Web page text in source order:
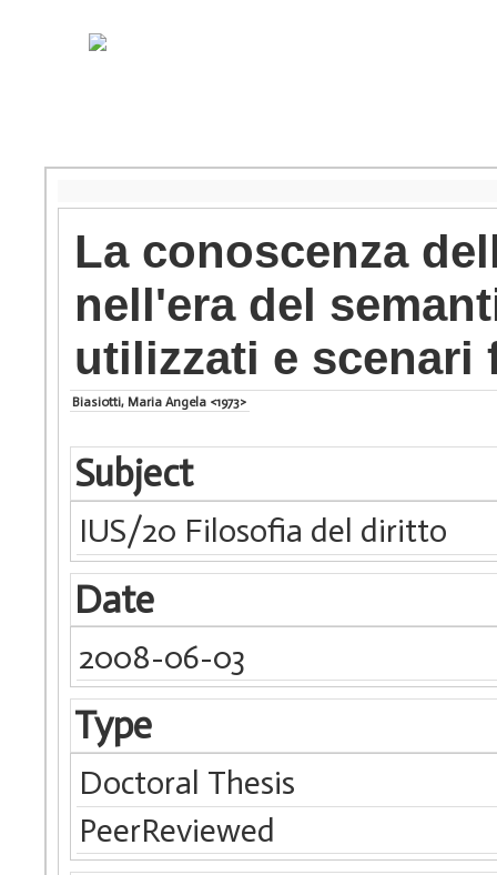
La conoscenza
nell'era del
utilizzati e scenari
Biasiotti, Maria Angela <1973>
Subject
IUS/20 Filosofia del diritto
Date
2008-06-03
Type
Doctoral Thesis
PeerReviewed